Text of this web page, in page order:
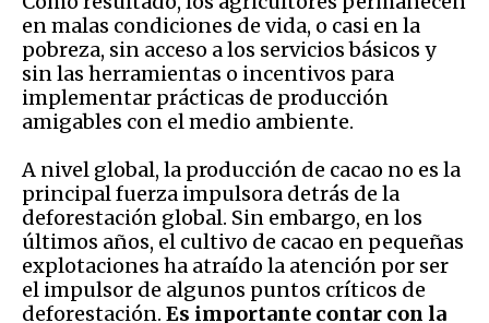
en malas condiciones de vida, o casi en la
pobreza, sin acceso a los servicios básicos y
sin las herramientas o incentivos para
implementar prácticas de producción
amigables con el medio ambiente.
A nivel global, la producción de cacao no es la
principal fuerza impulsora detrás de la
deforestación global. Sin embargo, en los
últimos años, el cultivo de cacao en pequeñas
explotaciones ha atraído la atención por ser
el impulsor de algunos puntos críticos de
deforestación. Es importante contar con la